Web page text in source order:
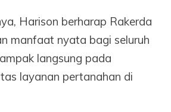
Harison berharap Rakerda
manfaat nyata bagi seluruh
langsung pada
layanan pertanahan di